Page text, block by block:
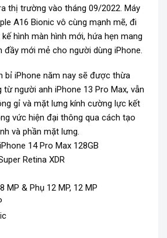
thị trường vào tháng 09/2022. Máy
A16 Bionic vô cùng mạnh mẽ, đi
hình màn hình mới, hứa hẹn mang
đầy mới mẻ cho người dùng iPhone.
bỉ iPhone năm nay sẽ được thừa
người anh iPhone 13 Pro Max, vẫn
gỉ và mặt lưng kính cường lực kết
vức hiện đại thông qua cách tạo
và phần mặt lưng.
14 Pro Max 128GB
Retina XDR
MP & Phụ 12 MP, 12 MP